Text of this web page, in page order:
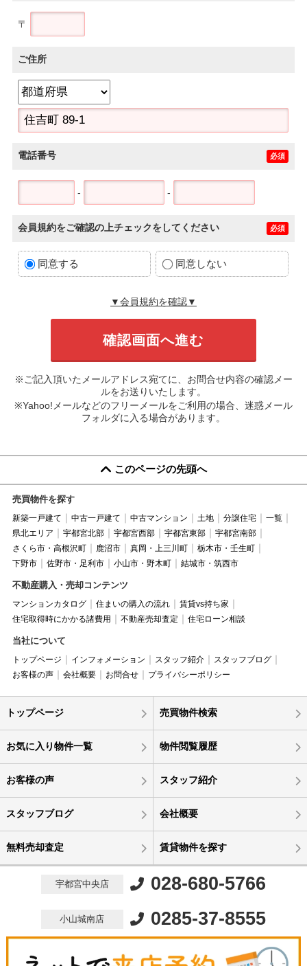
〒
ご住所
電話番号 必須
- -
会員規約をご確認の上チェックをしてください 必須
同意する 同意しない
▼会員規約を確認▼
※ご記入頂いたメールアドレス宛てに、お問合せ内容の確認メー
ルをお送りいたします。
※Yahoo!メールなどのフリーメールをご利用の場合、迷惑メール
フォルダに入る場合があります。
このページの先頭へ
売買物件を探す
新築一戸建て 中古一戸建て 中古マンション 土地 分譲住宅
一覧
県北エリア
宇都宮北部 宇都宮西部 宇都宮東部
宇都宮南部
さくら市・高根沢町
鹿沼市 真岡・上三川町
栃木市・壬生町
下野市
佐野市・足利市 小山市・野木町 結城市・筑西市
不動産購入・売却コンテンツ
マンションカタログ 住まいの購入の流れ
賃貸vs持ち家
住宅取得時にかかる諸費用
不動産売却査定 住宅ローン相談
当社について
トップページ インフォメーション スタッフ紹介
スタッフブログ
お客様の声
会社概要 お問合せ プライバシーポリシー
トップページ 売買物件検索
お気に入り物件一覧 物件閲覧履歴
お客様の声 スタッフ紹介
スタッフブログ 会社概要
無料売却査定 賃貸物件を探す
宇都宮中央店 028-680-5766
小山城南店 0285-37-8555